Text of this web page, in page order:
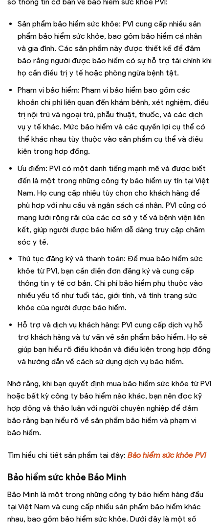
Sản phẩm bảo hiểm sức khỏe: PVI cung cấp nhiều sản
phẩm bảo hiểm sức khỏe, bao gồm bảo hiểm cá nhân
và gia đình. Các sản phẩm này được thiết kế để đảm
bảo rằng người được bảo hiểm có sự hỗ trợ tài chính khi
họ cần điều trị y tế hoặc phòng ngừa bệnh tật.
Phạm vi bảo hiểm: Phạm vi bảo hiểm bao gồm các
khoản chi phí liên quan đến khám bệnh, xét nghiệm, điều
trị nội trú và ngoại trú, phẫu thuật, thuốc, và các dịch
vụ y tế khác. Mức bảo hiểm và các quyền lợi cụ thể có
thể khác nhau tùy thuộc vào sản phẩm cụ thể và điều
kiện trong hợp đồng.
Ưu điểm: PVI có một danh tiếng mạnh mẽ và được biết
đến là một trong những công ty bảo hiểm uy tín tại Việt
Nam. Họ cung cấp nhiều tùy chọn cho khách hàng để
phù hợp với nhu cầu và ngân sách cá nhân. PVI cũng có
mạng lưới rộng rãi của các cơ sở y tế và bệnh viện liên
kết, giúp người được bảo hiểm dễ dàng truy cập chăm
sóc y tế.
Thủ tục đăng ký và thanh toán: Để mua bảo hiểm sức
khỏe từ PVI, bạn cần điền đơn đăng ký và cung cấp
thông tin y tế cơ bản. Chi phí bảo hiểm phụ thuộc vào
nhiều yếu tố như tuổi tác, giới tính, và tình trạng sức
khỏe của người được bảo hiểm.
Hỗ trợ và dịch vụ khách hàng: PVI cung cấp dịch vụ hỗ
trợ khách hàng và tư vấn về sản phẩm bảo hiểm. Họ sẽ
giúp bạn hiểu rõ điều khoản và điều kiện trong hợp đồng
và hướng dẫn về cách sử dụng dịch vụ bảo hiểm.
Nhớ rằng, khi bạn quyết định mua bảo hiểm sức khỏe từ PVI
hoặc bất kỳ công ty bảo hiểm nào khác, bạn nên đọc kỹ
hợp đồng và thảo luận với người chuyên nghiệp để đảm
bảo rằng bạn hiểu rõ về sản phẩm bảo hiểm và phạm vi
bảo hiểm.
Tìm hiểu chi tiết sản phẩm tại đây: Bảo hiểm sức khỏe PVI
Bảo hiểm sức khỏe Bảo Minh
Bảo Minh là một trong những công ty bảo hiểm hàng đầu
tại Việt Nam và cung cấp nhiều sản phẩm bảo hiểm khác
nhau, bao gồm bảo hiểm sức khỏe. Dưới đây là một số